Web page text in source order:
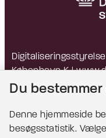
København K |
EAN: 5798009814203
Du
Denne hjemmeside
besøgsstatistik.